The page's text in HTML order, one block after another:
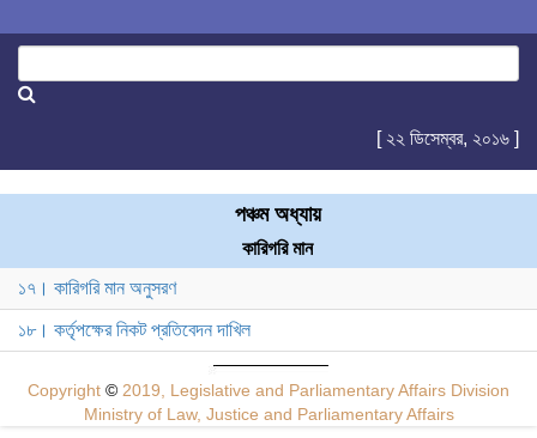
[ ২২ ডিসেম্বর, ২০১৬ ]
পঞ্চম অধ্যায়
কারিগরি মান
১৭। কারিগরি মান অনুসরণ
১৮। কর্তৃপক্ষের নিকট প্রতিবেদন দাখিল
Copyright © 2019, Legislative and Parliamentary Affairs Division
Ministry of Law, Justice and Parliamentary Affairs